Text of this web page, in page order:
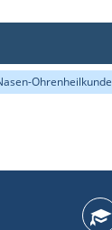
Ohrenheilkunde